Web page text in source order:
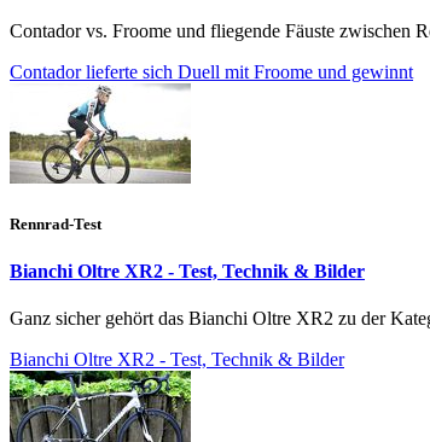
Contador vs. Froome und fliegende Fäuste zwischen
Contador lieferte sich Duell mit Froome und gewinnt
Rennrad-Test
Bianchi Oltre XR2 - Test, Technik & Bilder
Ganz sicher gehört das Bianchi Oltre XR2 zu der
Bianchi Oltre XR2 - Test, Technik & Bilder